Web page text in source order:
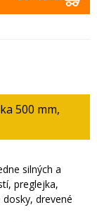
500 mm,
silných a
preglejka,
drevené